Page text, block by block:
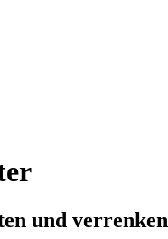
und verrenken